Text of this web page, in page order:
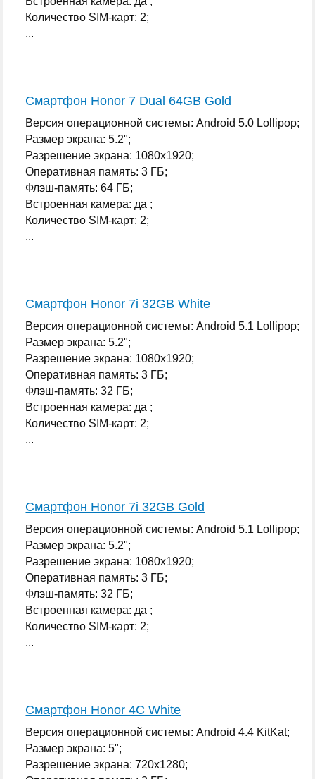
Количество SIM-карт: 2;
...
Смартфон Honor 7 Dual 64GB Gold
Версия операционной системы: Android 5.0 Lollipop;
Размер экрана: 5.2";
Разрешение экрана: 1080x1920;
Оперативная память: 3 ГБ;
Флэш-память: 64 ГБ;
Встроенная камера: да ;
Количество SIM-карт: 2;
...
Смартфон Honor 7i 32GB White
Версия операционной системы: Android 5.1 Lollipop;
Размер экрана: 5.2";
Разрешение экрана: 1080x1920;
Оперативная память: 3 ГБ;
Флэш-память: 32 ГБ;
Встроенная камера: да ;
Количество SIM-карт: 2;
...
Смартфон Honor 7i 32GB Gold
Версия операционной системы: Android 5.1 Lollipop;
Размер экрана: 5.2";
Разрешение экрана: 1080x1920;
Оперативная память: 3 ГБ;
Флэш-память: 32 ГБ;
Встроенная камера: да ;
Количество SIM-карт: 2;
...
Смартфон Honor 4C White
Версия операционной системы: Android 4.4 KitKat;
Размер экрана: 5";
Разрешение экрана: 720x1280;